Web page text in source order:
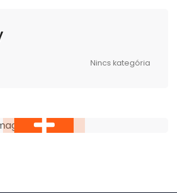
Nincs kategória